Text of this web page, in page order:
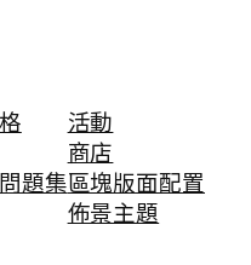
題集
活動
商店
區塊版面配置
佈景主題